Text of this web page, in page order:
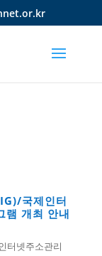
국제인터
램 개최 안내
터넷주소관리